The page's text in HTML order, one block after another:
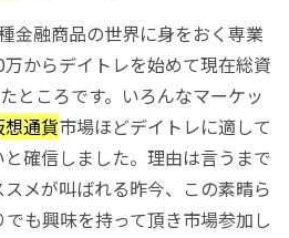
金融商品の世界に身をおく専業
からデイトレを始めて現在総資
ところです。いろんなマーケッ
想通貨市場ほどデイトレに適して
確信しました。理由は言うまで
スメが叫ばれる昨今、この素晴ら
も興味を持って頂き市場参加し